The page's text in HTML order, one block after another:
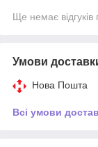
Ще немає
Умови
Нова Пошта
Всі умови